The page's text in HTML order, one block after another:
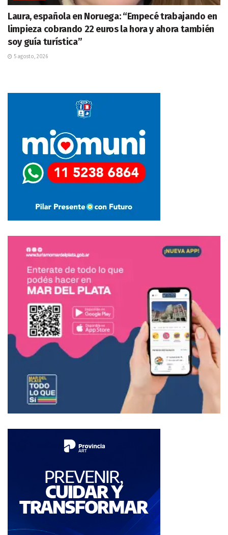
Laura, española en Noruega: “Empecé trabajando en
limpieza cobrando 22 euros la hora y ahora también
soy guía turística”
5 agosto, 2026